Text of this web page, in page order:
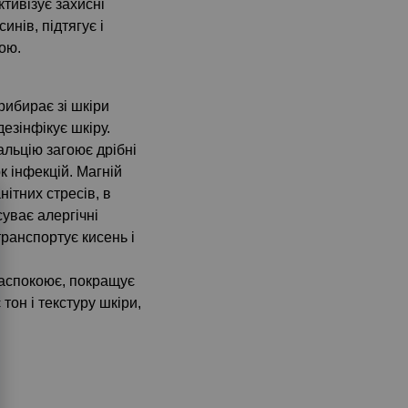
захисні
підтягує і
зі шкіри
шкіру.
загоює дрібні
Магній
стресів, в
алергічні
кисень і
покращує
і текстуру шкіри,